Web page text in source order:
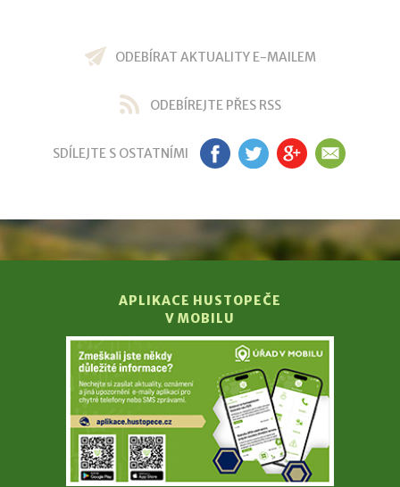
ODEBÍRAT AKTUALITY E-MAILEM
ODEBÍREJTE PŘES RSS
SDÍLEJTE S OSTATNÍMI FB TW GP EM
APLIKACE HUSTOPEČE
V MOBILU